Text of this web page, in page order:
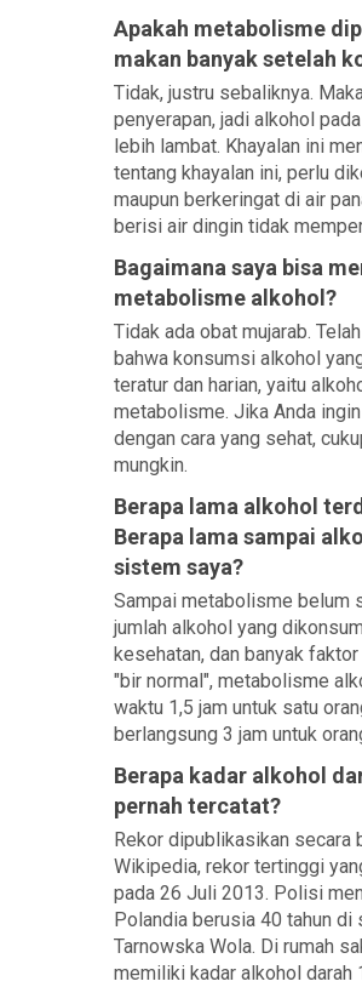
Apakah metabolisme
makan banyak setelah
Tidak, justru sebaliknya.
penyerapan, jadi alkohol
lebih lambat. Khayalan ini
tentang khayalan ini, perlu
maupun berkeringat di air
berisi air dingin tidak
Bagaimana saya bisa
metabolisme alkohol?
Tidak ada obat mujarab.
bahwa konsumsi alkohol
teratur dan harian, yaitu
metabolisme. Jika Anda
dengan cara yang sehat,
mungkin.
Berapa lama alkohol
Berapa lama sampai
sistem saya?
Sampai metabolisme belum
jumlah alkohol yang
kesehatan, dan banyak
"bir normal", metabolisme
waktu 1,5 jam untuk satu
berlangsung 3 jam untuk
Berapa kadar alkohol
pernah tercatat?
Rekor dipublikasikan secara
Wikipedia, rekor tertinggi
pada 26 Juli 2013. Polisi
Polandia berusia 40 tahun di
Tarnowska Wola. Di rumah
memiliki kadar alkohol